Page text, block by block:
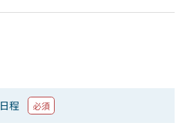
日程 必須